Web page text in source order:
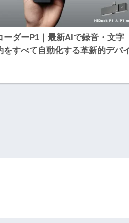
ーダーP1｜最新AIで録音・文字
をすべて自動化する革新的デバ